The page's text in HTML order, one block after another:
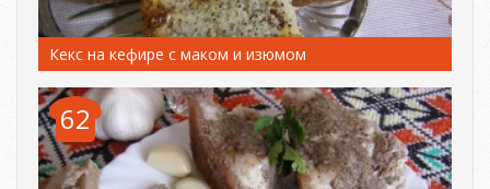
Кекс на кефире с маком и изюмом
62